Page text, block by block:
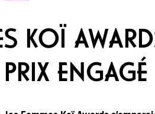
KOÏ
ENGAGÉ